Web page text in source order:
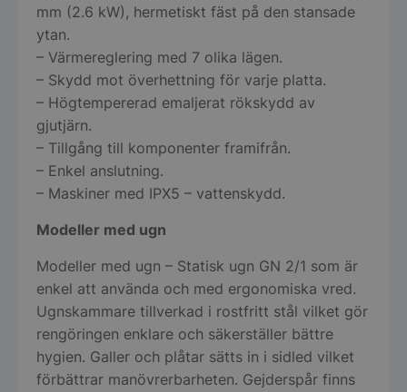
mm (2.6 kW), hermetiskt fäst på den stansade
ytan.
– Värmereglering med 7 olika lägen.
– Skydd mot överhettning för varje platta.
– Högtempererad emaljerat rökskydd av
gjutjärn.
– Tillgång till komponenter framifrån.
– Enkel anslutning.
– Maskiner med IPX5 – vattenskydd.
Modeller med ugn
Modeller med ugn – Statisk ugn GN 2/1 som är
enkel att använda och med ergonomiska vred.
Ugnskammare tillverkad i rostfritt stål vilket gör
rengöringen enklare och säkerställer bättre
hygien. Galler och plåtar sätts in i sidled vilket
förbättrar manövrerbarheten. Gejderspår finns